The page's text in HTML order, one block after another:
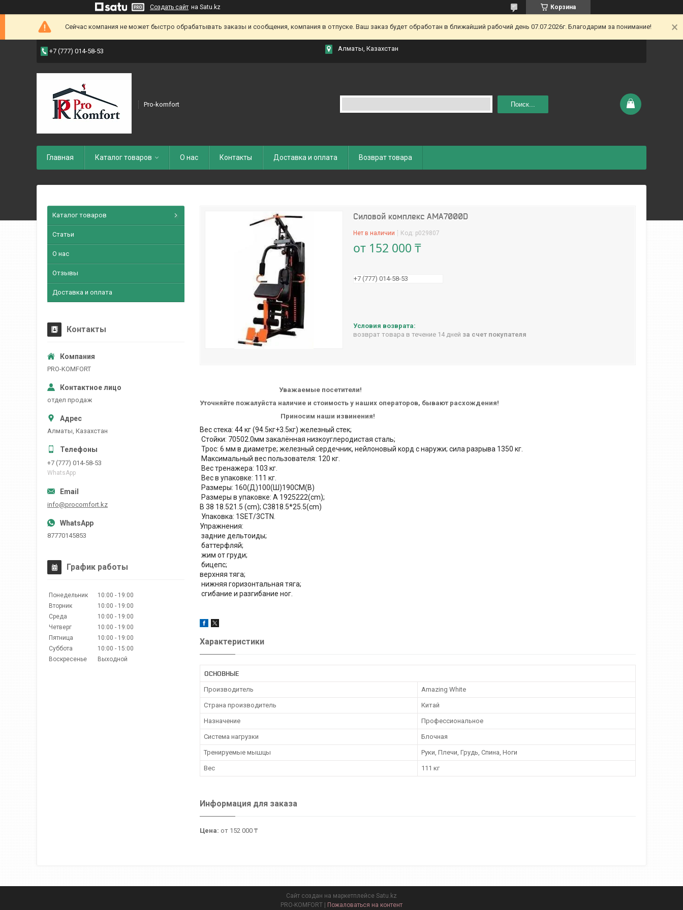
Создать сайт на Satu.kz Корзина
Сейчас компания не может быстро обрабатывать заказы и сообщения, компания в отпуске. Ваш заказ будет обработан в ближайший рабочий день 07.07.2026г. Благодарим за понимание!
+7 (777) 014-58-53 Алматы, Казахстан
Pro-komfort Поиск...
Главная Каталог товаров О нас Контакты Доставка и оплата Возврат товара
Силовой комплекс AMA7000D
Нет в наличии Код: p029807
от 152 000 ₸
+7 (777) 014-58-53
возврат товара в течение 14 дней за счет покупателя
Уважаемые посетители!
Уточняйте пожалуйста наличие и стоимость у наших операторов, бывают расхождения!
Приносим наши извинения!
Вес стека: 44 кг (94.5кг+3.5кг) железный стек;
Стойки: 70502.0мм закалённая низкоуглеродистая сталь;
Трос: 6 мм в диаметре; железный сердечник, нейлоновый корд с наружи; сила разрыва 1350 кг.
Максимальный вес пользователя: 120 кг.
Вес тренажера: 103 кг.
Вес в упаковке: 111 кг.
Размеры: 160(Д)100(Ш)190CM(В)
Размеры в упаковке: A 1925222(cm);
B 38 18.521.5 (cm); C3818.5*25.5(cm)
Упаковка: 1SET/3CTN.
Упражнения:
задние дельтоиды;
баттерфляй;
жим от груди;
бицепс;
верхняя тяга;
нижняя горизонтальная тяга;
сгибание и разгибание ног.
Характеристики
ОСНОВНЫЕ
Производитель Amazing White
Страна производитель Китай
Назначение Профессиональное
Система нагрузки Блочная
Тренируемые мышцы Руки, Плечи, Грудь, Спина, Ноги
Вес 111 кг
Информация для заказа
Цена: от 152 000 ₸
Каталог товаров
Статьи
О нас
Отзывы
Доставка и оплата
Контакты
PRO-KOMFORT
отдел продаж
Алматы, Казахстан
+7 (777) 014-58-53
WhatsApp
info@procomfort.kz
87770145853
График работы
Понедельник 10:00
19:00
Вторник
10:00
19:00
Среда
10:00
19:00
Четверг
10:00
19:00
Пятница
10:00
19:00
Суббота
10:00
15:00
Воскресенье
Выходной
Сайт создан на маркетплейсе Satu.kz
Пожаловаться на контент